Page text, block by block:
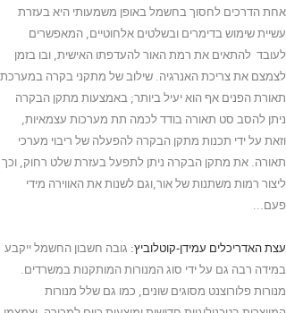
אחת הדרכים לחסוך בחשמל באופן משמעותי היא בעזרת
עשיית שימוש בדימרים ובשלטים אלחוטיים,המאפשרים
לעובד להתאים את רמת האור להעדפתו האישית,ובו בזמן
לצמצם את צריכת האנרגיה.שילוב של מתקני בקרה במערכת
תאורת הפנים אף הוא יעיל ביותר;באמצעות מתקן הבקרה
ניתן להסב סט תאורה בודד לכמה תת מערכות עצמאיות,
וזאת על ידי תכנות מתקן הבקרה להפעלה של ריבוי מערכי
תאורה.את מתקן הבקרה ניתן לתפעל בעזרת שלט רחוק,וכך
ליצור רמות משתנות של אור,וגם לשנות את האווירה מידי
פעם...
עצת האדריכלים עמידן-קוטלוביץ: גובה חשבון החשמל ייקבע
במידה רבה גם על ידי סוג המנורות המותקנות במשרדים.
מנורות פלורוצנט מסוגים שונים, כמו גם שלל מנורות